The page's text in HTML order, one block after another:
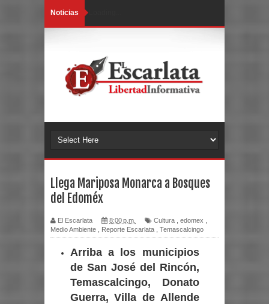
Noticias
Llega Mariposa Monarca a Bosques
del Edoméx
El Escarlata 8:00 p.m. Cultura edomex
Medio Ambiente
Reporte Escarlata Temascalcingo
Arriba a los municipios
de San José del Rincón,
Temascalcingo, Donato
Guerra, Villa de Allende